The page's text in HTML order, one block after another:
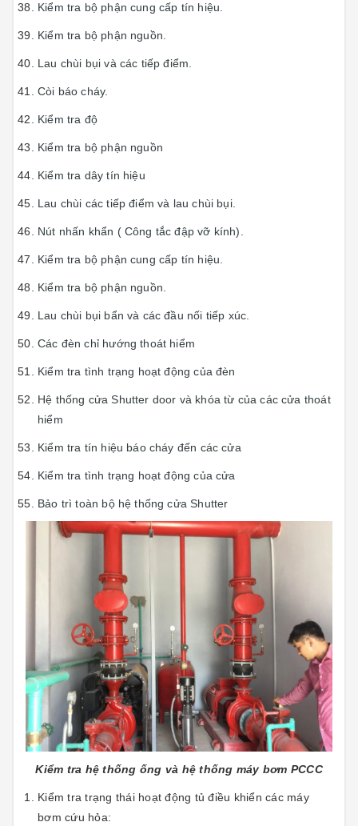
Kiểm tra bộ phận cung cấp tín hiệu.
Kiểm tra bộ phận nguồn.
Lau chùi bụi và các tiếp điểm.
Còi báo cháy.
Kiểm tra độ
Kiểm tra bộ phận nguồn
Kiểm tra dây tín hiệu
Lau chùi các tiếp điểm và lau chùi bụi.
Nút nhấn khẩn ( Công tắc đập vỡ kính).
Kiểm tra bộ phận cung cấp tín hiệu.
Kiểm tra bộ phận nguồn.
Lau chùi bụi bẩn và các đầu nối tiếp xúc.
Các đèn chỉ hướng thoát hiểm
Kiểm tra tình trạng hoạt động của đèn
Hệ thống cửa Shutter door và khóa từ của các cửa thoát
hiểm
Kiểm tra tín hiệu báo cháy đến các cửa
Kiểm tra tình trạng hoạt động của cửa
Bảo trì toàn bộ hệ thống cửa Shutter
Kiểm tra hệ thống ống và hệ thống máy bơm PCCC
Kiểm tra trạng thái hoạt động tủ điều khiển các máy
bơm cứu hỏa: